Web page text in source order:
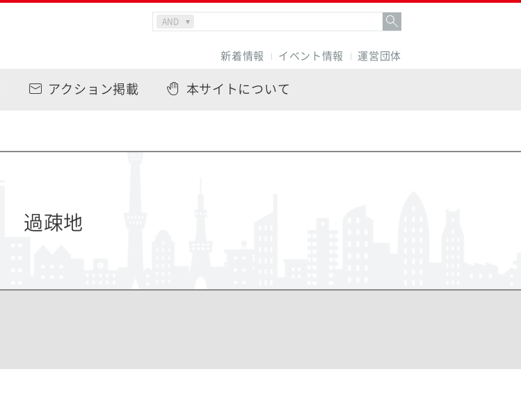
新着情報 イベント情報 運営団体
アクション掲載 本サイトについて
過疎地